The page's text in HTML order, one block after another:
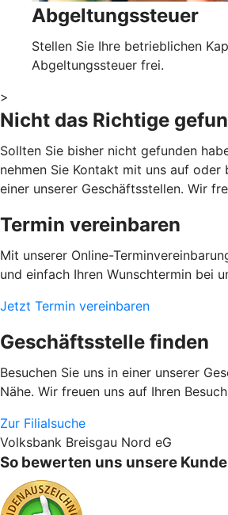
Abgeltungssteuer
Stellen Sie Ihre betrieblichen
Abgeltungssteuer frei.
>
Nicht das Richtige
Sollten Sie bisher nicht gefunden
nehmen Sie Kontakt mit uns auf oder
einer unserer Geschäftsstellen. Wir
Termin vereinbaren
Mit unserer Online-
und einfach Ihren Wunschtermin bei
Jetzt Termin vereinbaren
Geschäftsstelle finden
Besuchen Sie uns in einer unserer
Nähe. Wir freuen uns auf Ihren
Zur Filialsuche
Volksbank Breisgau Nord eG
So bewerten uns unsere